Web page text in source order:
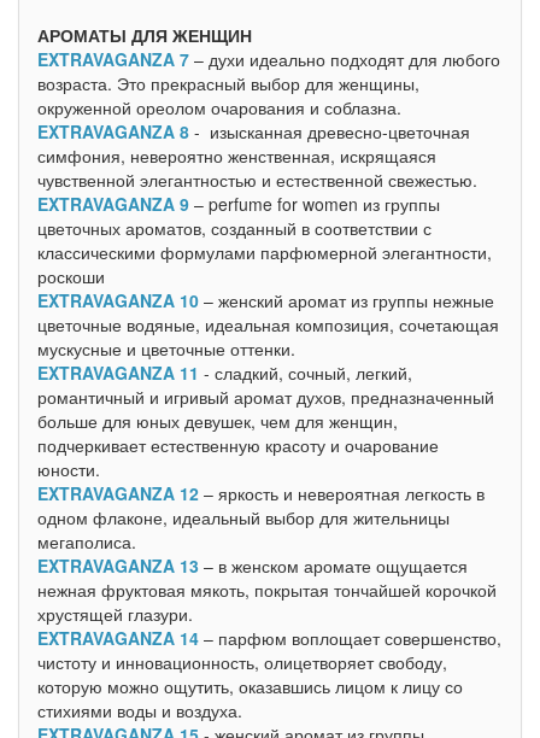
АРОМАТЫ ДЛЯ ЖЕНЩИН
EXTRAVAGANZA 7 – духи идеально подходят для любого
возраста. Это прекрасный выбор для женщины,
окруженной ореолом очарования и соблазна.
EXTRAVAGANZA 8 - изысканная древесно-цветочная
симфония, невероятно женственная, искрящаяся
чувственной элегантностью и естественной свежестью.
EXTRAVAGANZA 9 – perfume for women из группы
цветочных ароматов, созданный в соответствии с
классическими формулами парфюмерной элегантности,
роскоши
EXTRAVAGANZA 10 – женский аромат из группы нежные
цветочные водяные, идеальная композиция, сочетающая
мускусные и цветочные оттенки.
EXTRAVAGANZA 11 - сладкий, сочный, легкий,
романтичный и игривый аромат духов, предназначенный
больше для юных девушек, чем для женщин,
подчеркивает естественную красоту и очарование
юности.
EXTRAVAGANZA 12 – яркость и невероятная легкость в
одном флаконе, идеальный выбор для жительницы
мегаполиса.
EXTRAVAGANZA 13 – в женском аромате ощущается
нежная фруктовая мякоть, покрытая тончайшей корочкой
хрустящей глазури.
EXTRAVAGANZA 14 – парфюм воплощает совершенство,
чистоту и инновационность, олицетворяет свободу,
которую можно ощутить, оказавшись лицом к лицу со
стихиями воды и воздуха.